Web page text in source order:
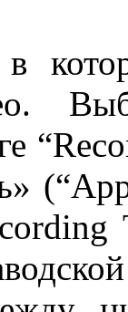
“
(“